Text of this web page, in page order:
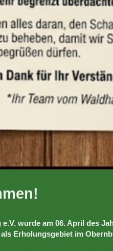
wurde am 06. April des
Erholungsgebiet im